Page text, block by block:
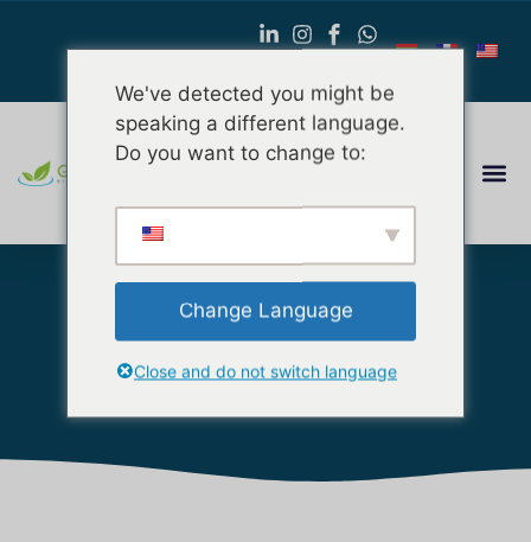
Cocobolo
We've detected you might be
speaking a different language.
Do you want to change to:
Change Language
Close and do not switch language